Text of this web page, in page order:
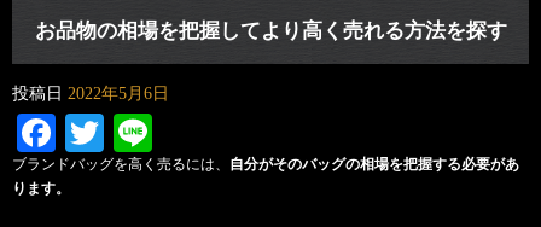
お品物の相場を把握してより高く売れる方法を探す
投稿日 2022年5月6日
Facebook
Twitter
ブランドバッグを高く売るには、 自分がそのバッグの相場を把握する必要があ
ります。